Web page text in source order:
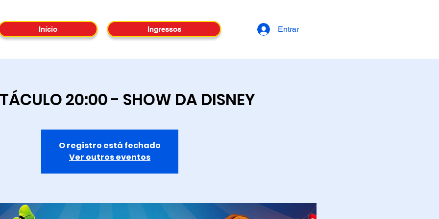
Início Ingressos Entrar
20:00 - SHOW DA DISNEY
O registro está fechado
Ver outros eventos